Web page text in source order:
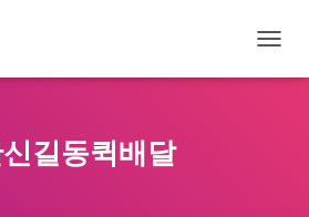
비
길동퀵배달